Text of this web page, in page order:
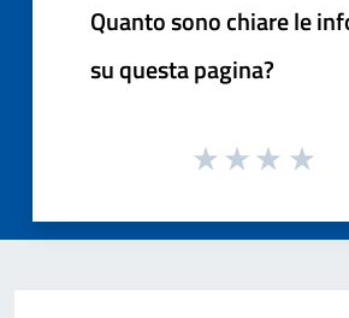
Quanto sono chiare le
su questa pagina?